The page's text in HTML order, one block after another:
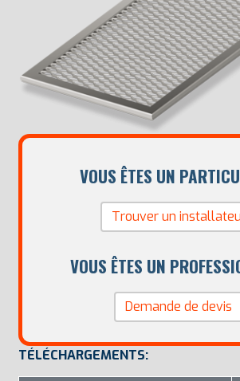
VOUS ÊTES UN
Trouver un
VOUS ÊTES UN
Demande de devis
TÉLÉCHARGEMENTS: